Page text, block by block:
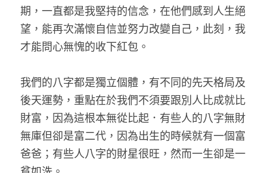
期，一直都是我堅持的信念，在他們感到人生絕
望，能再次滿懷自信並努力改變自己，此刻，我
才能問心無愧的收下紅包。
我們的八字都是獨立個體，有不同的先天格局及
後天運勢，重點在於我們不須要跟別人比成就比
財富，因為這根本無從比起．有些人的八字無財
無庫但卻是富二代，因為出生的時候就有一個富
爸爸；有些人八字的財星很旺，然而一生卻是一